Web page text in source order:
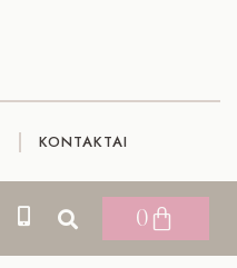
KONTAKTAI
0